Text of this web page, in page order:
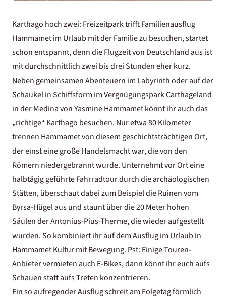
Karthago hoch zwei: Freizeitpark trifft Familienausflug
Hammamet im Urlaub mit der Familie zu besuchen, startet
schon entspannt, denn die Flugzeit von Deutschland aus ist
mit durchschnittlich zwei bis drei Stunden eher kurz.
Neben gemeinsamen Abenteuern im Labyrinth oder auf der
Schaukel in Schiffsform im Vergnügungspark Carthageland
in der Medina von Yasmine Hammamet könnt ihr auch das
„richtige“ Karthago besuchen. Nur etwa 80 Kilometer
trennen Hammamet von diesem geschichtsträchtigen Ort,
der einst eine große Handelsmacht war, die von den
Römern niedergebrannt wurde. Unternehmt vor Ort eine
halbtägig geführte Fahrradtour durch die archäologischen
Stätten, überschaut dabei zum Beispiel die Ruinen vom
Byrsa-Hügel aus und staunt über die 20 Meter hohen
Säulen der Antonius-Pius-Therme, die wieder aufgestellt
wurden. So kombiniert ihr auf dem Ausflug im Urlaub in
Hammamet Kultur mit Bewegung. Pst: Einige Touren-
Anbieter vermieten auch E-Bikes, dann könnt ihr euch aufs
Schauen statt aufs Treten konzentrieren.
Ein so aufregender Ausflug schreit am Folgetag förmlich